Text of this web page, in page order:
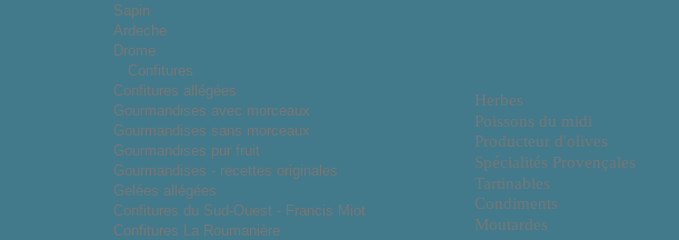
Herbes
Poissons du midi
Producteur d'olives
Spécialités Provençales
Tartinables
Condiments
Moutardes
Sapin
Ardeche
Drome
Confitures
Confitures allégées
Gourmandises avec morceaux
Gourmandises sans morceaux
Gourmandises pur fruit
Gourmandises - recettes originales
Gelées allégées
Confitures du Sud-Ouest - Francis Miot
Confitures La Roumanière